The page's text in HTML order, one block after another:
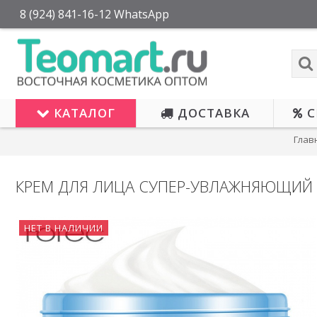
8 (924) 841-16-12 WhatsApp
КАТАЛОГ ДОСТАВКА
КРЕМ ДЛЯ ЛИЦА СУПЕР-УВЛАЖНЯЮЩИЙ
НЕТ В НАЛИЧИИ